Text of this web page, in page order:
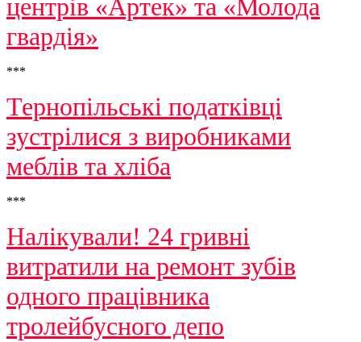
центрів «Артек» та «Молода
гвардія»
***
Тернопільські податківці
зустрілися з виробниками
меблів та хліба
***
Налікували! 24 гривні
витратили на ремонт зубів
одного працівника
тролейбусного депо